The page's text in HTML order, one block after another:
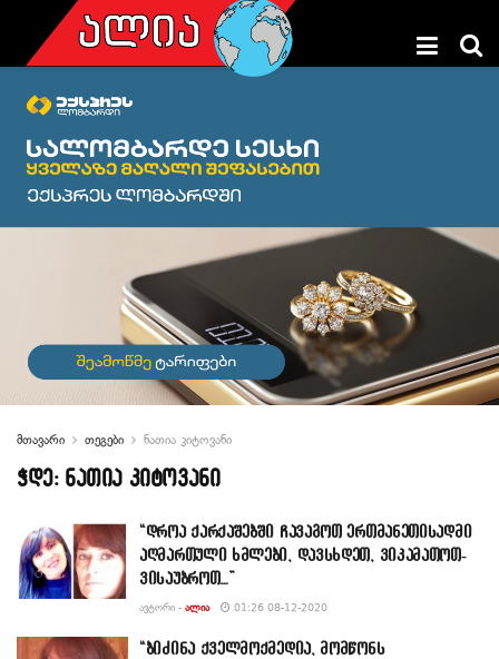
მთავარი თეგები ნათია კიტოვანი
ჭდე: ნათია კიტოვანი
“დროა ქარქაშებში ჩავაგოთ ერთმანეთისადმი
აღმართული ხმლები, დავსხდეთ, ვიკამათოთ-
ვისაუბროთ…”
ᲐᲕᲢᲝᲠᲘ - ᲐᲚᲘᲐ 01:26 08-12-2020
“ბიძინა ქველმოქმედია, მომწონს